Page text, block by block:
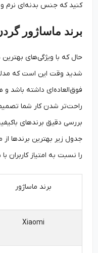
کنید که جنس بدنه‌ای نرم و
برند ماساژور گردن
حال که با ویژگی‌های بهترین
شدید وقت این است که مدلی
فوق‌العاده‌ای داشته باشد و هم
راحت‌تر شدن کار شما تصمیم
بررسی دقیق برندهای باکیفیت در
جدول زیر بهترین برندها از
را نسبت به امتیاز کاربران با
برند ماساژور
Xiaomi